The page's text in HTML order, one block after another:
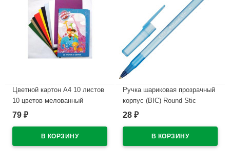
Цветной картон А4 10 листов
10 цветов мелованный
односторонний РАША
79 ₽
Ручка шариковая прозрачный
корпус (BIC) Round Stic
синий, 1,0мм/0,32мм
28 ₽